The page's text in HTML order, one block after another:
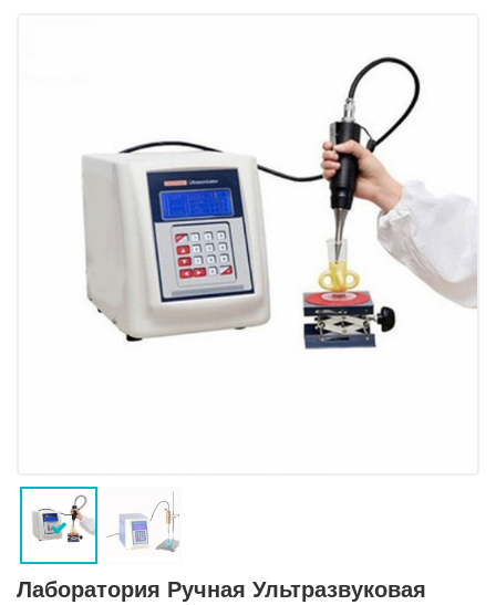
Лаборатория Ручная Ультразвуковая